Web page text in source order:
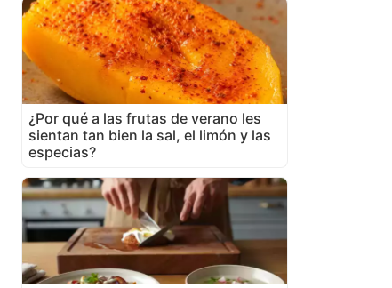
¿Por qué a las frutas de verano les
sientan tan bien la sal, el limón y las
especias?